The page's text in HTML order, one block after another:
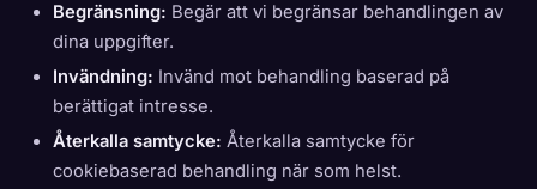
Begränsning: Begär att vi begränsar behandlingen av
dina uppgifter.
Invändning: Invänd mot behandling baserad på
berättigat intresse.
Återkalla samtycke: Återkalla samtycke för
cookiebaserad behandling när som helst.